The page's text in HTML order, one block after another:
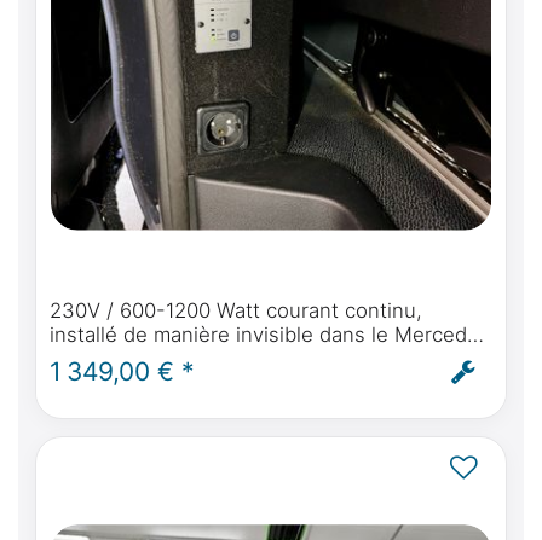
230V / 600-1200 Watt courant continu,
installé de manière invisible dans le Mercedes
Marco Polo Horizon & Activity avec prise de
quai originale
1 349,00 € *